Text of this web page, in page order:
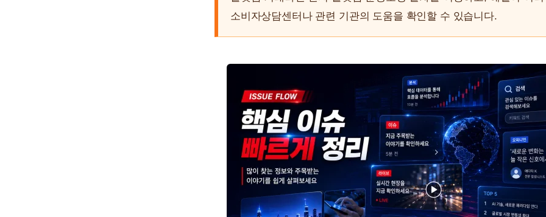
소비자상담센터나 관련 기관의 도움을 확인할 수 있습니다.